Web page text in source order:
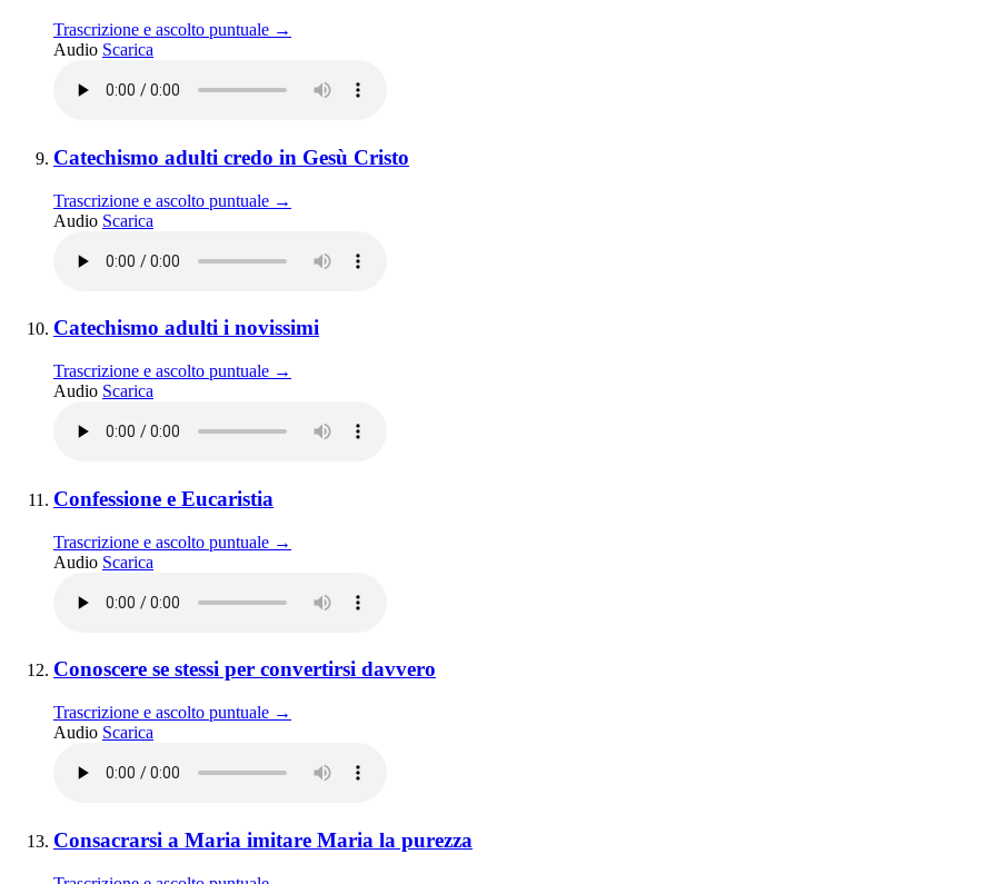
Trascrizione e ascolto puntuale →
Audio Scarica
Elemento 9:
Catechismo adulti credo in Gesù Cristo
Trascrizione e ascolto puntuale →
Audio Scarica
Elemento 10:
Catechismo adulti i novissimi
Trascrizione e ascolto puntuale →
Audio Scarica
Elemento 11:
Confessione e Eucaristia
Trascrizione e ascolto puntuale →
Audio Scarica
Elemento 12:
Conoscere se stessi per convertirsi davvero
Trascrizione e ascolto puntuale →
Audio Scarica
Elemento 13:
Consacrarsi a Maria imitare Maria la purezza